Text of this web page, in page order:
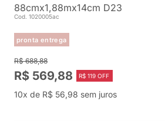
88cmx1,88mx14cm D23
Cod. 1020005ac
pronta entrega
R$ 688,88
R$ 569,88 R$ 119 OFF
10x de R$ 56,98 sem juros